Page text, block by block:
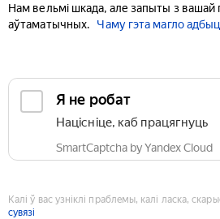
Нам вельмі шкада, але запыты з
аўтаматычных.
Чаму гэта магло
Я не робат
Націсніце, каб працягнуць
SmartCaptcha by Yandex Cloud
Калі ў вас узніклі праблемы, калі ласка,
сувязі